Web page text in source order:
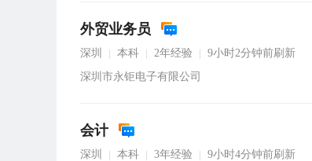
外贸业务员
深圳 本科 2年经验
9小时2分钟前刷新
深圳市永钜电子有限公司
会计
深圳 本科 3年经验
9小时4分钟前刷新